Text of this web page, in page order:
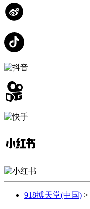
918搏天堂(中国) >